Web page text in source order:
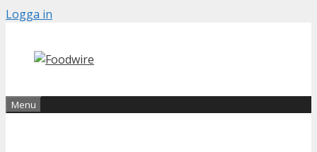
Skip
content
Logga in
Menu